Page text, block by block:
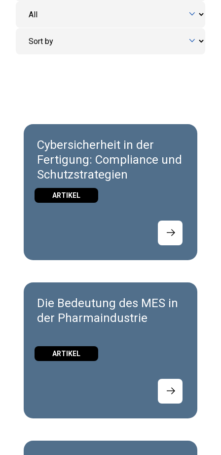
Cybersicherheit in der
Fertigung: Compliance und
Schutzstrategien
ARTIKEL
Die Bedeutung des MES in
der Pharmaindustrie
ARTIKEL